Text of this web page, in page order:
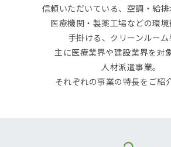
信頼いただいている、空調・給排
医療機関・製薬工場などの環
手掛ける、クリーンルーム
主に医療業界や建設業界を対
人材派遣事業。
それぞれの事業の特長をご紹